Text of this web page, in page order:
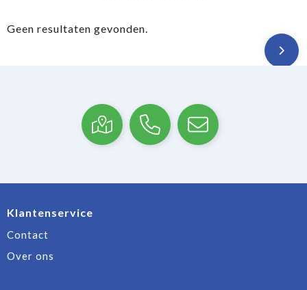
Geen resultaten gevonden.
Klantenservice
Contact
Over ons